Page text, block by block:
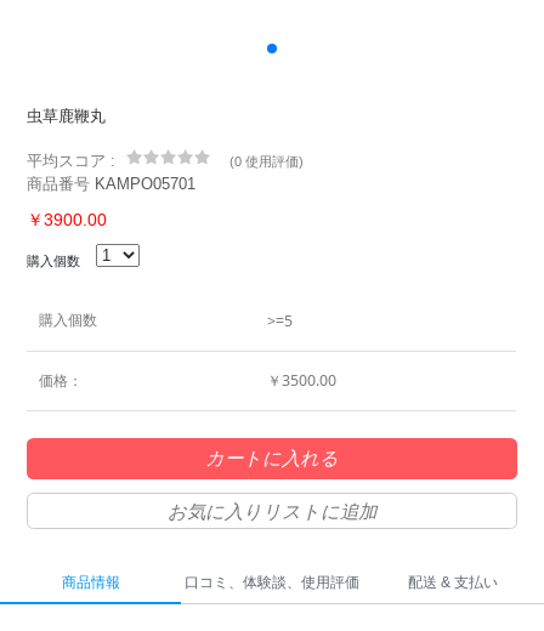
虫草鹿鞭丸
平均スコア : (0 使用評価)
商品番号 KAMPO05701
￥3900.00
購入個数
購入個数 >=5
価格： ￥3500.00
カートに入れる
お気に入りリストに追加
商品情報 口コミ、体験談、使用評価 配送 & 支払い